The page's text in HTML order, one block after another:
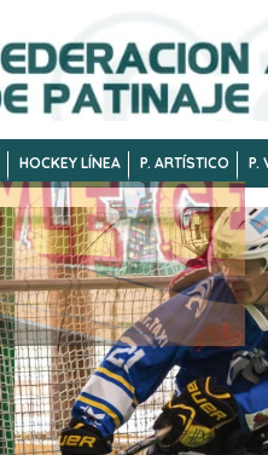
HOCKEY LÍNEA P. ARTÍSTICO P.